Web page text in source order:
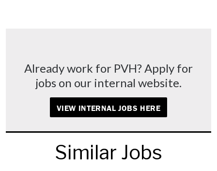
Already work for PVH? Apply for
jobs on our internal website.
VIEW INTERNAL JOBS HERE
Similar Jobs